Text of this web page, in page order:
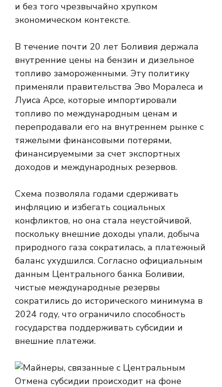
и без того чрезвычайно хрупком
экономическом контексте.
В течение почти 20 лет Боливия держала
внутренние цены на бензин и дизельное
топливо замороженными. Эту политику
применяли правительства Эво Моралеса и
Луиса Арсе, которые импортировали
топливо по международным ценам и
перепродавали его на внутреннем рынке с
тяжелыми финансовыми потерями,
финансируемыми за счет экспортных
доходов и международных резервов.
Схема позволяла годами сдерживать
инфляцию и избегать социальных
конфликтов, но она стала неустойчивой,
поскольку внешние доходы упали, добыча
природного газа сократилась, а платежный
баланс ухудшился. Согласно официальным
данным Центрального банка Боливии,
чистые международные резервы
сократились до исторического минимума в
2024 году, что ограничило способность
государства поддерживать субсидии и
внешние платежи.
Отмена субсидии происходит на фоне